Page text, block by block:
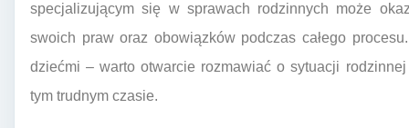
specjalizującym się w sprawach rodzinnych może
swoich praw oraz obowiązków podczas całego
dziećmi – warto otwarcie rozmawiać o sytuacji
tym trudnym czasie.